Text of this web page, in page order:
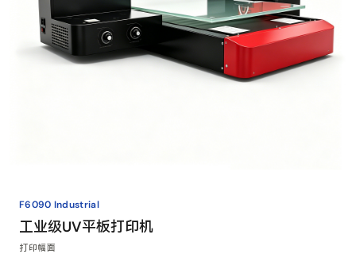
F6090 Industrial
工业级UV平板打印机
打印幅面